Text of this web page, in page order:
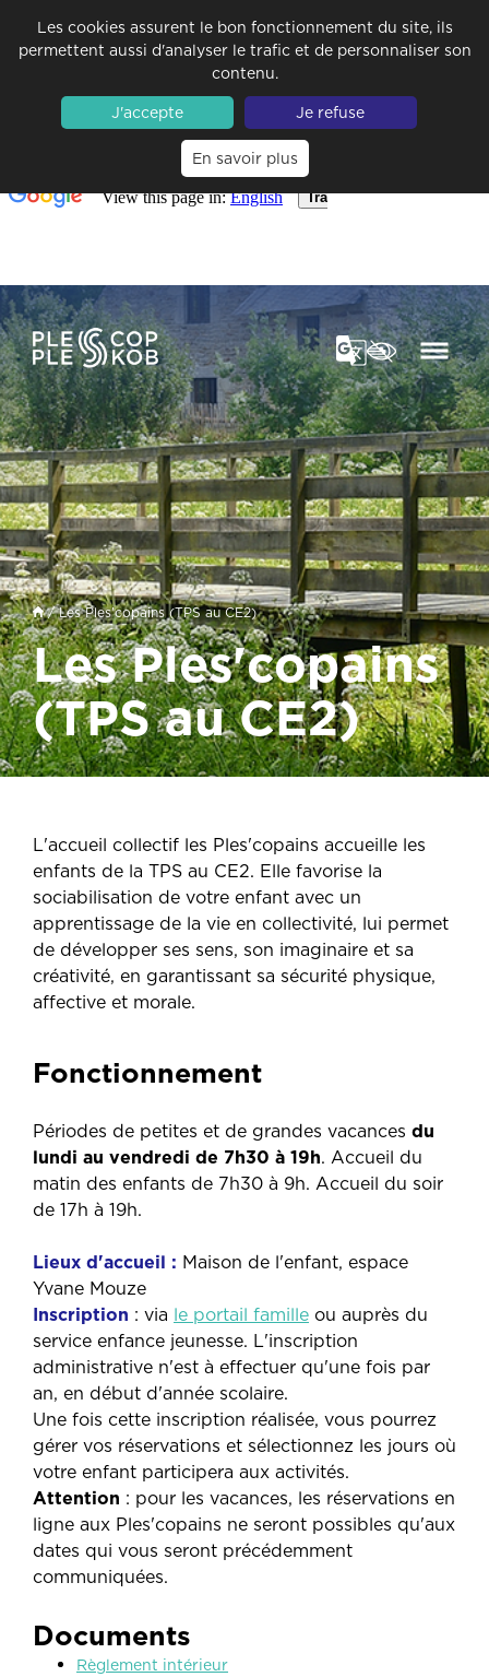
Les cookies assurent le bon fonctionnement du site, ils
permettent aussi d'analyser le trafic et de personnaliser son
contenu.
J'accepte
Je refuse
En savoir plus
/ Les Ples'copains (TPS au CE2)
Les Ples'copains
(TPS au CE2)
L'accueil collectif les Ples'copains accueille les
enfants de la TPS au CE2. Elle favorise la
sociabilisation de votre enfant avec un
apprentissage de la vie en collectivité, lui permet
de développer ses sens, son imaginaire et sa
créativité, en garantissant sa sécurité physique,
affective et morale.
Fonctionnement
Périodes de petites et de grandes vacances du
lundi au vendredi de 7h30 à 19h. Accueil du
matin des enfants de 7h30 à 9h. Accueil du soir
de 17h à 19h.
Lieux d'accueil : Maison de l'enfant, espace
Yvane Mouze
Inscription : via le portail famille ou auprès du
service enfance jeunesse. L'inscription
administrative n'est à effectuer qu'une fois par
an, en début d'année scolaire.
Une fois cette inscription réalisée, vous pourrez
gérer vos réservations et sélectionnez les jours où
votre enfant participera aux activités.
Attention : pour les vacances, les réservations en
ligne aux Ples'copains ne seront possibles qu'aux
dates qui vous seront précédemment
communiquées.
Documents
Règlement intérieur